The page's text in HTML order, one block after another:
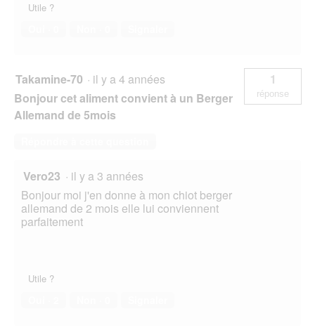
Utile ?
Takamine-70 · il y a 4 années
Bonjour cet aliment convient à un Berger
Allemand de 5mois
1
réponse
Vero23 · il y a 3 années
Bonjour moi j'en donne à mon chiot berger
allemand de 2 mois elle lui conviennent
parfaitement
Utile ?